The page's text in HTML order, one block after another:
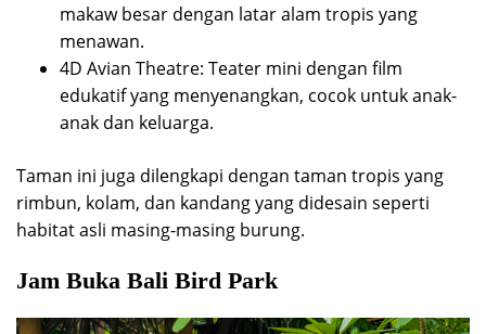
makaw besar dengan latar alam tropis yang
menawan.
4D Avian Theatre: Teater mini dengan film
edukatif yang menyenangkan, cocok untuk anak-
anak dan keluarga.
Taman ini juga dilengkapi dengan taman tropis yang
rimbun, kolam, dan kandang yang didesain seperti
habitat asli masing-masing burung.
Jam Buka Bali Bird Park